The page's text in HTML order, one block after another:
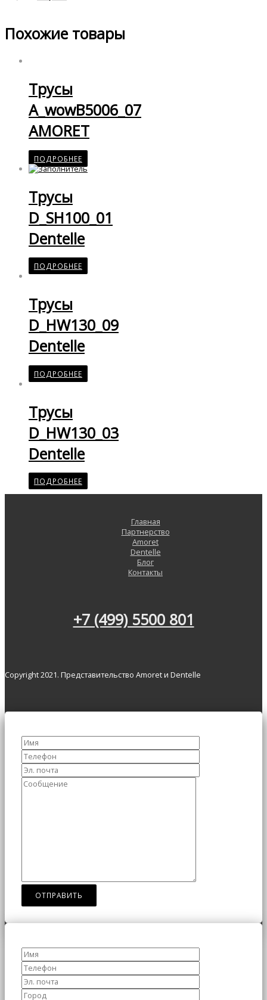
Похожие товары
Трусы
A_wowB5006_07
AMORET
ПОДРОБНЕЕ
Трусы
D_SH100_01
Dentelle
ПОДРОБНЕЕ
Трусы
D_HW130_09
Dentelle
ПОДРОБНЕЕ
Трусы
D_HW130_03
Dentelle
ПОДРОБНЕЕ
Главная
Партнерство
Amoret
Dentelle
Блог
Контакты
+7 (499) 5500 801
Copyright 2021. Представительство Amoret и Dentelle